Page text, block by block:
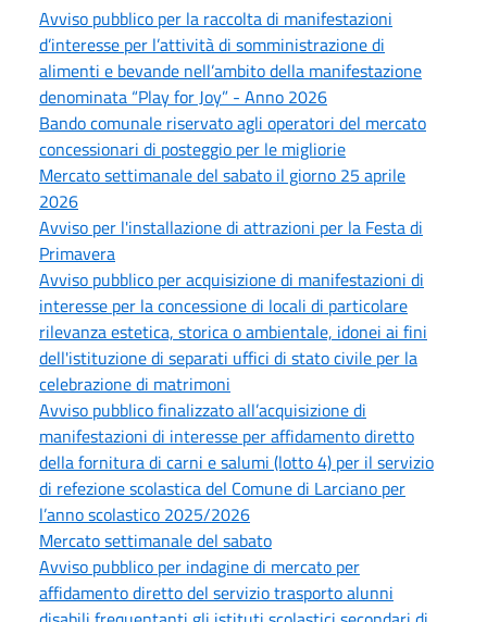
Avviso pubblico per la raccolta di manifestazioni
d’interesse per l’attività di somministrazione di
alimenti e bevande nell’ambito della manifestazione
denominata “Play for Joy” - Anno 2026
Bando comunale riservato agli operatori del mercato
concessionari di posteggio per le migliorie
Mercato settimanale del sabato il giorno 25 aprile
2026
Avviso per l'installazione di attrazioni per la Festa di
Primavera
Avviso pubblico per acquisizione di manifestazioni di
interesse per la concessione di locali di particolare
rilevanza estetica, storica o ambientale, idonei ai fini
dell'istituzione di separati uffici di stato civile per la
celebrazione di matrimoni
Avviso pubblico finalizzato all’acquisizione di
manifestazioni di interesse per affidamento diretto
della fornitura di carni e salumi (lotto 4) per il servizio
di refezione scolastica del Comune di Larciano per
l’anno scolastico 2025/2026
Mercato settimanale del sabato
Avviso pubblico per indagine di mercato per
affidamento diretto del servizio trasporto alunni